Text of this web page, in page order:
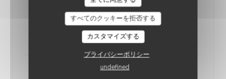
すべてのクッキーを拒否する
カスタマイズする
プライバシーポリシー
undefined
Porto
Rouge / Blanc
5,00 EUR
Muscat